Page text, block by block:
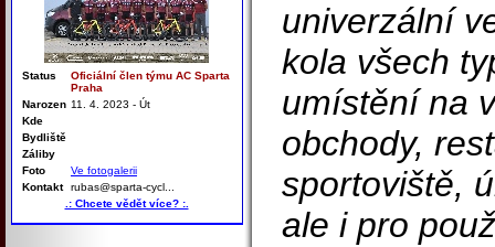
Status
Oficiální člen týmu AC Sparta
Praha
Narozen 11. 4. 2023 - Út
Kde
Bydliště
Záliby
Foto
Ve fotogalerii
Kontakt rubas@sparta-cycl...
.: Chcete vědět více? :.
univerzální
kola všech
umístění na
obchody,
sportoviště,
ale i pro